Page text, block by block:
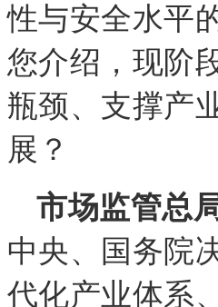
性与安全水平
您介绍，现阶
瓶颈、支撑产
展？
市场监管总
中央、国务院
代化产业体系